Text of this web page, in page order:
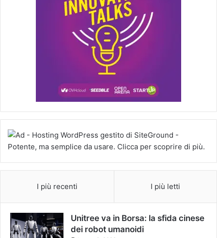
I più recenti I più letti
Unitree va in Borsa: la sfida cinese
dei robot umanoidi